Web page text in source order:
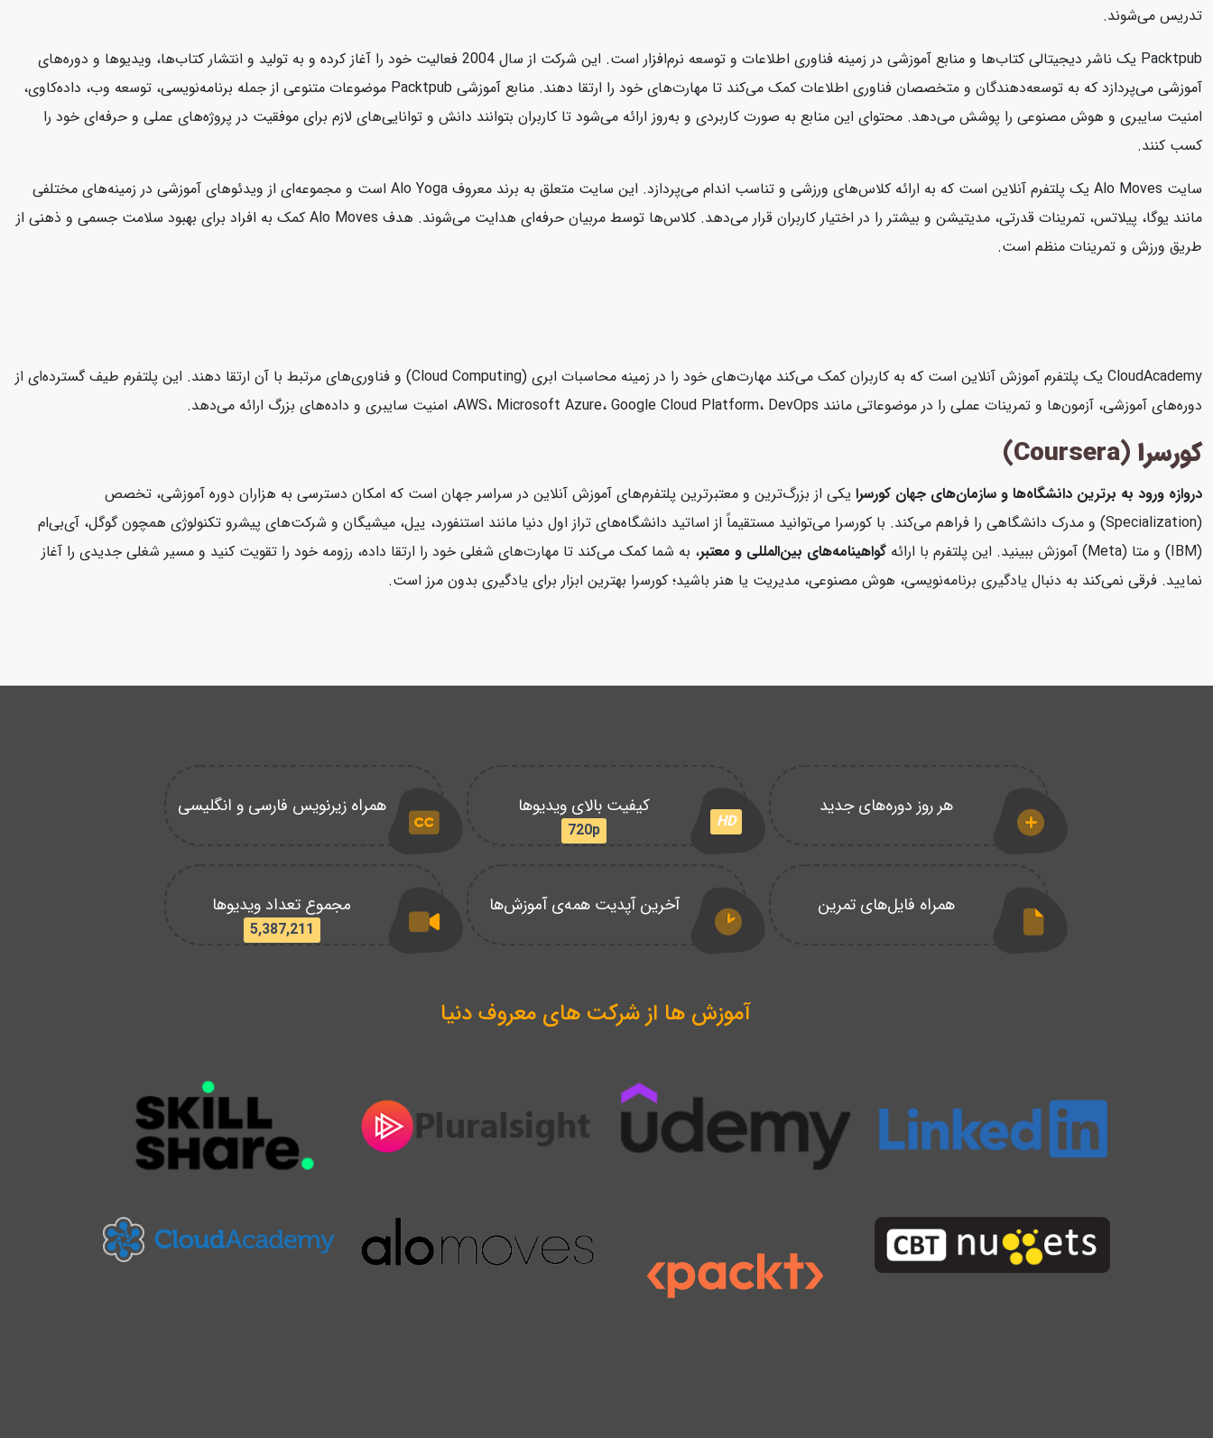
تدریس می‌شوند.
Packtpub یک ناشر دیجیتالی کتاب‌ها و منابع آموزشی در زمینه فناوری اطلاعات و توسعه نرم‌افزار است. این شرکت از سال 2004 فعالیت خود را آغاز کرده و به تولید و انتشار کتاب‌ها، ویدیوها و دوره‌های
آموزشی می‌پردازد که به توسعه‌دهندگان و متخصصان فناوری اطلاعات کمک می‌کند تا مهارت‌های خود را ارتقا دهند. منابع آموزشی Packtpub موضوعات متنوعی از جمله برنامه‌نویسی، توسعه وب، داده‌کاوی،
امنیت سایبری و هوش مصنوعی را پوشش می‌دهد. محتوای این منابع به صورت کاربردی و به‌روز ارائه می‌شود تا کاربران بتوانند دانش و توانایی‌های لازم برای موفقیت در پروژه‌های عملی و حرفه‌ای خود را
کسب کنند.
سایت Alo Moves یک پلتفرم آنلاین است که به ارائه کلاس‌های ورزشی و تناسب اندام می‌پردازد. این سایت متعلق به برند معروف Alo Yoga است و مجموعه‌ای از ویدئوهای آموزشی در زمینه‌های مختلفی
مانند یوگا، پیلاتس، تمرینات قدرتی، مدیتیشن و بیشتر را در اختیار کاربران قرار می‌دهد. کلاس‌ها توسط مربیان حرفه‌ای هدایت می‌شوند. هدف Alo Moves کمک به افراد برای بهبود سلامت جسمی و ذهنی از
طریق ورزش و تمرینات منظم است.
CloudAcademy یک پلتفرم آموزش آنلاین است که به کاربران کمک می‌کند مهارت‌های خود را در زمینه محاسبات ابری (Cloud Computing) و فناوری‌های مرتبط با آن ارتقا دهند. این پلتفرم طیف گسترده‌ای از
دوره‌های آموزشی، آزمون‌ها و تمرینات عملی را در موضوعاتی مانند AWS، Microsoft Azure، Google Cloud Platform، DevOps، امنیت سایبری و داده‌های بزرگ ارائه می‌دهد.
کورسرا (Coursera)
دروازه ورود به برترین دانشگاه‌ها و سازمان‌های جهان کورسرا یکی از بزرگ‌ترین و معتبرترین پلتفرم‌های آموزش آنلاین در سراسر جهان است که امکان دسترسی به هزاران دوره آموزشی، تخصص
(Specialization) و مدرک دانشگاهی را فراهم می‌کند. با کورسرا می‌توانید مستقیماً از اساتید دانشگاه‌های تراز اول دنیا مانند استنفورد، ییل، میشیگان و شرکت‌های پیشرو تکنولوژی همچون گوگل، آی‌بی‌ام
(IBM) و متا (Meta) آموزش ببینید. این پلتفرم با ارائه
گواهینامه‌های بین‌المللی و معتبر، به شما کمک می‌کند تا مهارت‌های شغلی خود را ارتقا داده، رزومه خود را تقویت کنید و مسیر شغلی جدیدی را آغاز
نمایید. فرقی نمی‌کند به دنبال یادگیری برنامه‌نویسی، هوش مصنوعی، مدیریت یا هنر باشید؛ کورسرا بهترین ابزار برای یادگیری بدون مرز است.
هر روز دوره‌های جدید
HD
کیفیت بالای ویدیوها
720p
همراه زیرنویس فارسی و انگلیسی
همراه فایل‌های تمرین آخرین آپدیت همه‌ی آموزش‌ها مجموع تعداد ویدیوها
5,387,211
آموزش ها از شرکت های معروف دنیا